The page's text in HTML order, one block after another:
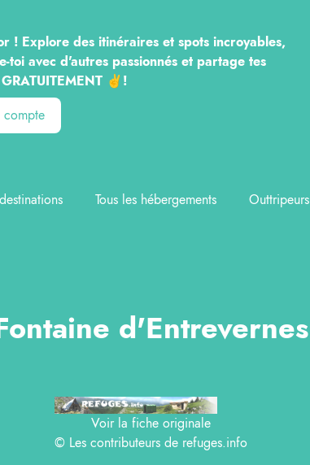
! Explore des itinéraires et spots incroyables,
avec d'autres passionnés et partage tes
✌️!
compte
Tous les hébergements Outtripeurs
d'Entrevernes
Voir la fiche originale
© Les contributeurs de refuges.info